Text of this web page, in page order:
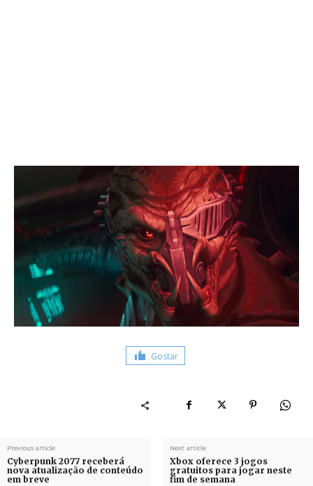
Gostar
Previous article
Cyberpunk 2077 receberá
nova atualização de conteúdo
em breve
Next article
Xbox oferece 3 jogos
gratuitos para jogar neste
fim de semana